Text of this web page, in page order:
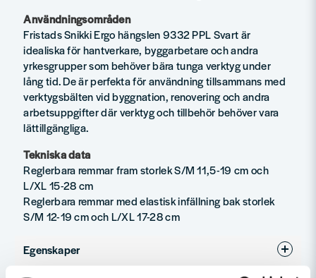
Användningsområden
Fristads Snikki Ergo hängslen 9332 PPL Svart är
idealiska för hantverkare, byggarbetare och andra
yrkesgrupper som behöver bära tunga verktyg under
lång tid. De är perfekta för användning tillsammans med
verktygsbälten vid byggnation, renovering och andra
arbetsuppgifter där verktyg och tillbehör behöver vara
lättillgängliga.
Tekniska data
Reglerbara remmar fram storlek S/M 11,5-19 cm och
L/XL 15-28 cm
Reglerbara remmar med elastisk infällning bak storlek
S/M 12-19 cm och L/XL 17-28 cm
Egenskaper